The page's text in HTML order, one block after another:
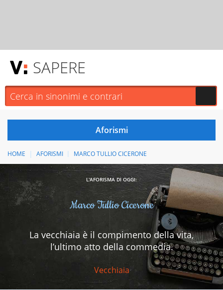
SAPERE
HOME AFORISMI MARCO TULLIO CICERONE
L'AFORISMA DI OGGI:
Marco Tullio Cicerone
La vecchiaia è il compimento della vita,
l’ultimo atto della commedia.
Vecchiaia